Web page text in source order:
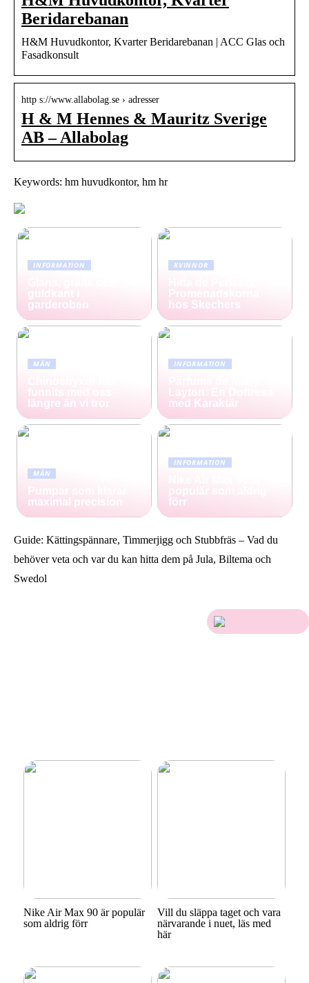
Beridarebanan
H&M Huvudkontor, Kvarter Beridarebanan | ACC Glas och
Fasadkonsult
http s://www.allabolag.se › adresser
H & M Hennes & Mauritz Sverige
AB – Allabolag
Keywords: hm huvudkontor, hm hr
INFORMATION
garderoben
KVINNOR
Promenadskorna
hos Skechers
MÄN
funnits med oss
längre än vi tror
INFORMATION
med Karaktär
MÄN
Pumpar som klarar
maximal precision
INFORMATION
förr
Guide: Kättingspännare, Timmerjigg och Stubbfräs – Vad du
behöver veta och var du kan hitta dem på Jula, Biltema och
Swedol
Nike Air Max 90 är populär
som aldrig förr
Vill du släppa taget och vara
närvarande i nuet, läs med
här